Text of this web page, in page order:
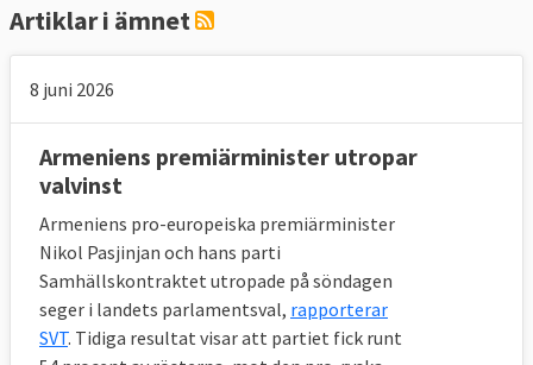
Artiklar i ämnet
8 juni 2026
Armeniens premiärminister utropar
valvinst
Armeniens pro-europeiska premiärminister
Nikol Pasjinjan och hans parti
Samhällskontraktet utropade på söndagen
seger i landets parlamentsval, rapporterar
SVT. Tidiga resultat visar att partiet fick runt